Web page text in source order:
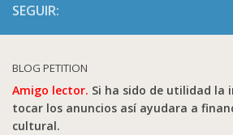
SEGUIR:
BLOG PETITION
Amigo lector. Si ha sido de utilidad
tocar los anuncios así ayudara a
cultural.